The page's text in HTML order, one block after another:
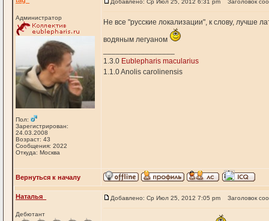
Администратор
Пол:
Зарегистрирован:
24.03.2008
Возраст: 43
Сообщения: 2022
Откуда: Москва
Добавлено: Ср Июл 25, 2012 6:31 pm Заголовок
Не все "русские локализации", к слову, лучше
водяным легуаном
1.3.0 Eublepharis macularius
1.1.0 Anolis carolinensis
Вернуться к началу
Наталья_
Дебютант
Добавлено: Ср Июл 25, 2012 7:05 pm Заголовок